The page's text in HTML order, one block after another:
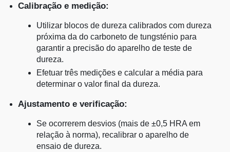
Calibração e medição:
Utilizar blocos de dureza calibrados com dureza
próxima da do carboneto de tungsténio para
garantir a precisão do aparelho de teste de
dureza.
Efetuar três medições e calcular a média para
determinar o valor final da dureza.
Ajustamento e verificação:
Se ocorrerem desvios (mais de ±0,5 HRA em
relação à norma), recalibrar o aparelho de
ensaio de dureza.